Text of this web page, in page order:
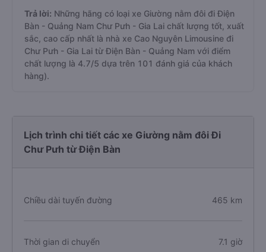
Trả lời: Những hãng có loại xe Giường nằm đôi đi Điện
Bàn - Quảng Nam Chư Pưh - Gia Lai chất lượng tốt, xuất
sắc, cao cấp nhất là nhà xe Cao Nguyên Limousine đi
Chư Pưh - Gia Lai từ Điện Bàn - Quảng Nam với điểm
chất lượng là 4.7/5 dựa trên 101 đánh giá của khách
hàng).
Lịch trình chi tiết các xe Giường nằm đôi Đi
Chư Pưh từ Điện Bàn
Chiều dài tuyến đường 465 km
Thời gian di chuyển 7.1 giờ